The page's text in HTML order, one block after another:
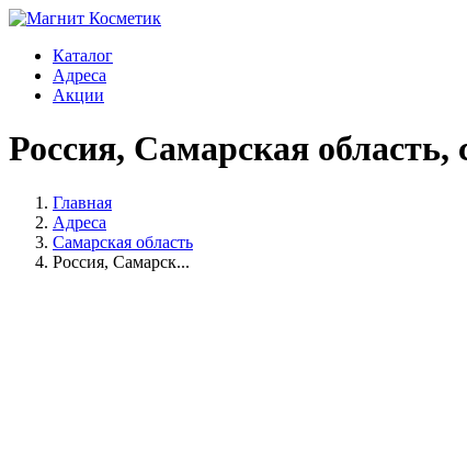
Каталог
Адреса
Акции
Россия, Самарская
Главная
Адреса
Самарская область
Россия, Самарск...